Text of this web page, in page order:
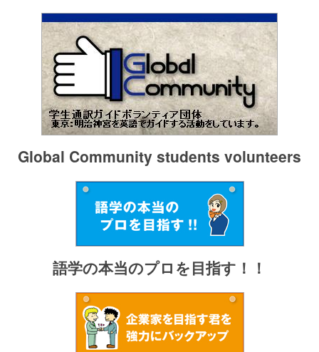
Global Community students volunteers
語学の本当のプロを目指す！！